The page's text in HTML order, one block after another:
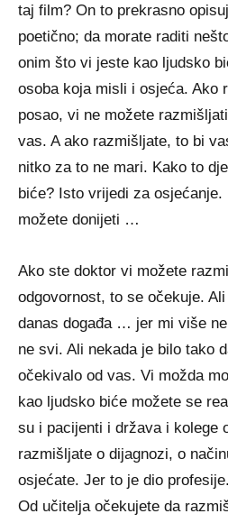
taj film? On to prekrasno
poetično; da morate raditi
onim što vi jeste kao ljudsko
osoba koja misli i osjeća. Ako
posao, vi ne možete
vas. A ako razmišljate, to bi
nitko za to ne mari. Kako to
biće? Isto vrijedi za
možete donijeti …
Ako ste doktor vi možete
odgovornost, to se očekuje.
danas događa … jer mi više
ne svi. Ali nekada je bilo tako
očekivalo od vas. Vi možda
kao ljudsko biće možete se
su i pacijenti i država i kolege
razmišljate o dijagnozi, o
osjećate. Jer to je dio
Od učitelja očekujete da